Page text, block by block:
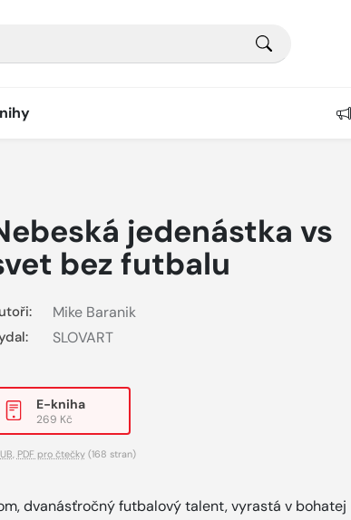
jedenástka vs
bez futbalu
Mike Baranik
SLOVART
E-kniha
269 Kč
PDF pro čtečky(168 stran)
dvanásťročný futbalový talent, vyrastá v bohatej